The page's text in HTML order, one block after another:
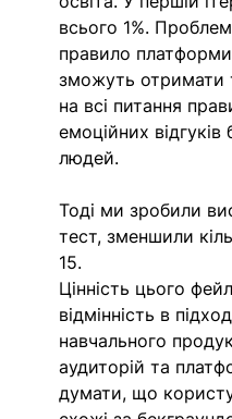
всього 1%.
правило
зможуть отримати
на всі питання
емоційних відгуків
людей.
Тоді ми зробили
тест, зменшили
15.
Цінність цього
відмінність в
навчального
аудиторій та
думати, що